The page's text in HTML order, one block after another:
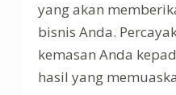
yang akan
bisnis Anda.
kemasan Anda
hasil yang